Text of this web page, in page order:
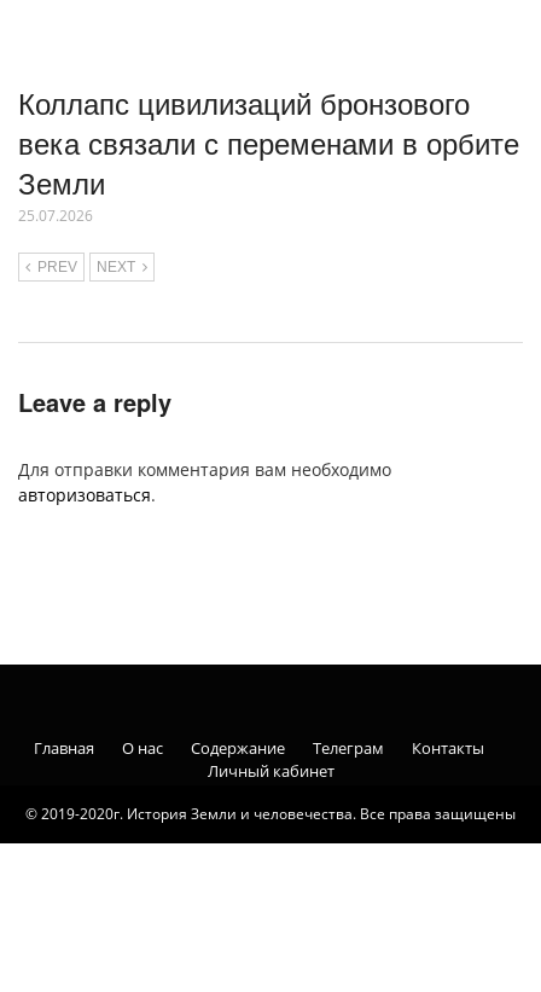
Коллапс цивилизаций бронзового
века связали с переменами в орбите
Земли
25.07.2026
PREV NEXT
Leave a reply
Для отправки комментария вам необходимо
авторизоваться.
© 2019-2020г. История Земли и человечества. Все права защищены
Главная О нас Содержание Телеграм
Контакты
Личный кабинет